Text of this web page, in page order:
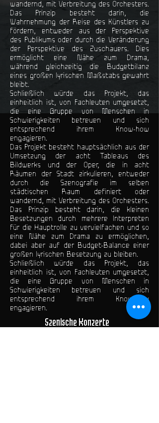
wandernd, mit Verbreitung des Orchesters.
Das Prinzip besteht darin, die
Wahrnehmung der Reise des Künstlers zu
fördern, entweder aus der Perspektive
des Publikums oder durch die Veränderung
der Perspektive des Zuschauers. Dies
ermöglicht eine Nähe zum Drama,
während gleichzeitig die Budgetbilanz
eines großen lyrischen Maßstabs gewahrt
bleibt.
Schließlich würde das Projekt, das
einheitlich ist, von Fachleuten umgesetzt,
die eine Gruppe von Menschen in
Schwierigkeiten betreuen und sich
entsprechend ihrem Know-how
engagieren.
Das Projekt besteht hauptsächlich aus der
Umsetzung der acht Tableaus des
Bildwerks und der Oper, die in acht
Räumen der Stadt zirkulieren, entweder
durch die Szenografie im selben
städtischen Raum definiert oder
wandernd, mit Verbreitung des Orchesters.
Das Prinzip besteht darin, die kleinen
Besetzungen durch mehrere Interpreten
für die Hauptrolle zu vervielfachen und so
eine Nähe zum Drama zu ermöglichen,
dabei aber auf der Budget-Balance einer
großen lyrischen Besetzung zu bleiben.
Schließlich würde das Projekt, das
einheitlich ist, von Fachleuten umgesetzt,
die eine Gruppe von Menschen in
Schwierigkeiten betreuen und sich
entsprechend ihrem Know-how
engagieren.
Szenische Konzerte